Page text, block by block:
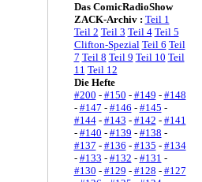
Das ComicRadioShow
ZACK-Archiv : Teil 1
Teil 2 Teil 3 Teil 4 Teil 5
Clifton-Spezial Teil 6 Teil
7 Teil 8 Teil 9 Teil 10 Teil
11 Teil 12
Die Hefte
#200 - #150 - #149 - #148
- #147 - #146 - #145 -
#144- #143 - #142 - #141
- #140 - #139 - #138 -
#137 - #136 - #135 - #134
- #133 - #132 - #131 -
#130 - #129 - #128 - #127